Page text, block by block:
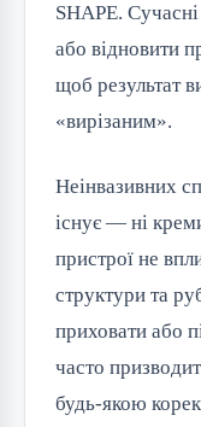
SHAPE.
або відновити
щоб результат
«вирізаним».
Неінвазивних
існує — ні
пристрої не
структури та
приховати або
часто
будь-якою